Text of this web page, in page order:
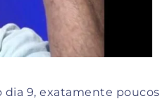
dia 9, exatamente poucos